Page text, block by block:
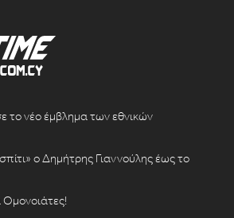
το νέο έμβλημα των εθνικών
ο Δημήτρης Γιαννούλης έως το
Ομονοιάτες!